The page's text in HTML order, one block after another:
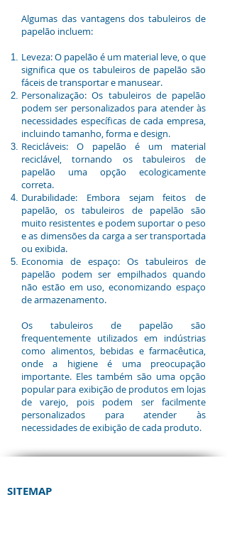
Algumas das vantagens dos tabuleiros de
papelão incluem:
Leveza: O papelão é um material leve, o que
significa que os tabuleiros de papelão são
fáceis de transportar e manusear.
Personalização: Os tabuleiros de papelão
podem ser personalizados para atender às
necessidades específicas de cada empresa,
incluindo tamanho, forma e design.
Recicláveis: O papelão é um material
reciclável, tornando os tabuleiros de
papelão uma opção ecologicamente
correta.
Durabilidade: Embora sejam feitos de
papelão, os tabuleiros de papelão são
muito resistentes e podem suportar o peso
e as dimensões da carga a ser transportada
ou exibida.
Economia de espaço: Os tabuleiros de
papelão podem ser empilhados quando
não estão em uso, economizando espaço
de armazenamento.
Os tabuleiros de papelão são
frequentemente utilizados em indústrias
como alimentos, bebidas e farmacêutica,
onde a higiene é uma preocupação
importante. Eles também são uma opção
popular para exibição de produtos em lojas
de varejo, pois podem ser facilmente
personalizados para atender às
necessidades de exibição de cada produto.
SITEMAP